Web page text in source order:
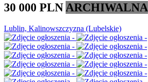
30 000 PLN ARCHIWALNA
Lublin, Kalinowszczyzna (Lubelskie)